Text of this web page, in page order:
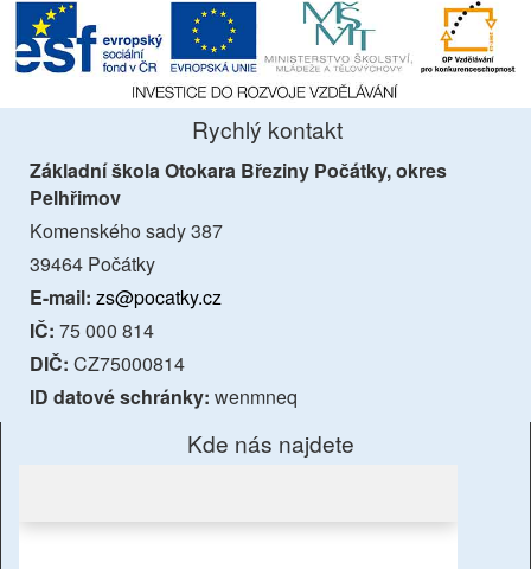
Rychlý kontakt
Základní škola Otokara Březiny Počátky, okres
Pelhřimov
Komenského sady 387
39464 Počátky
E-mail: zs@pocatky.cz
IČ: 75 000 814
DIČ: CZ75000814
ID datové schránky: wenmneq
Kde nás najdete